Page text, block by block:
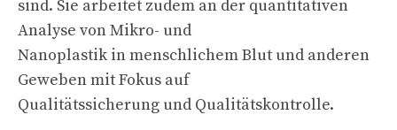
sind. Sie arbeitet zudem an der quantitativen
Analyse von Mikro- und
Nanoplastik in menschlichem Blut und anderen
Geweben mit Fokus auf
Qualitätssicherung und Qualitätskontrolle.